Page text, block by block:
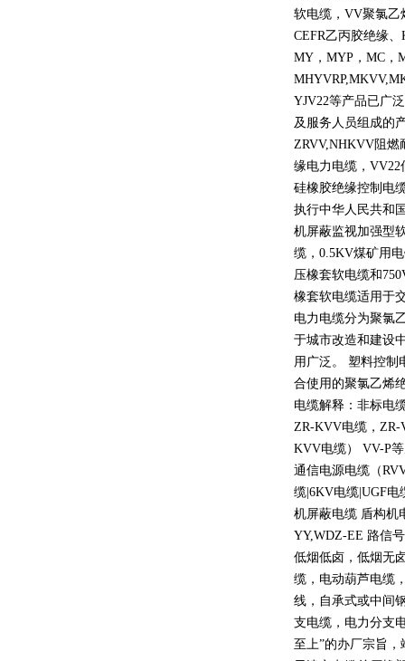
软电缆， VV聚氯乙
CEFR乙丙胶绝缘、
MY ， MYP ， MC ，
YJV22等产品已广
及服务人员组成的
ZRVV,NHKVV阻燃
缘电力电缆， VV22
硅橡胶绝缘控制电
执行中华人民共和
机屏蔽监视加强型
缆， 0.5KV煤矿用
压橡套软电缆和
橡套软电缆适用于
电力电缆分为聚氯
于城市改造和建设
用广泛。 塑料控制
合使用的聚氯乙烯
电缆解释：非标电
ZR-KVV电缆， ZR-
KVV电缆） VV-P
通信电源电缆（
缆 |6KV电缆 |UGF电
机屏蔽电缆 盾构机
YY,WDZ-EE 路信
低烟低卤，低烟无
缆，电动葫芦电缆
线，自承式或中间
支电缆，电力分支
至上”的办厂宗旨，